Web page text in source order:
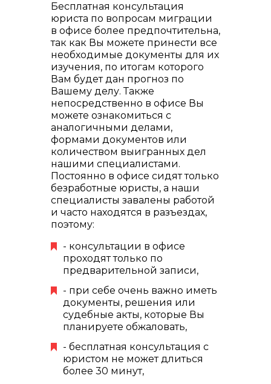
Бесплатная консультация
юриста по вопросам миграции
в офисе более предпочтительна,
так как Вы можете принести все
необходимые документы для их
изучения, по итогам которого
Вам будет дан прогноз по
Вашему делу. Также
непосредственно в офисе Вы
можете ознакомиться с
аналогичными делами,
формами документов или
количеством выигранных дел
нашими специалистами.
Постоянно в офисе сидят только
безработные юристы, а наши
специалисты завалены работой
и часто находятся в разъездах,
поэтому:
- консультации в офисе
проходят только по
предварительной записи,
- при себе очень важно иметь
документы, решения или
судебные акты, которые Вы
планируете обжаловать,
- бесплатная консультация с
юристом не может длиться
более 30 минут,